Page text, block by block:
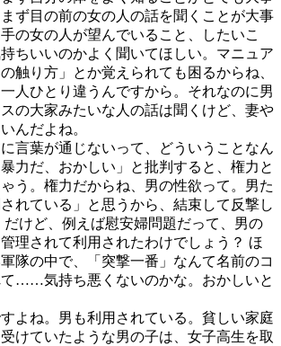
ず目の前の女の人の話を聞くことが大事
の女の人が望んでいること、したいこ
ちいいのかよく聞いてほしい。マニュア
触り方」とか覚えられても困るからね、
人ひとり違うんですから。それなのに男
の大家みたいな人の話は聞くけど、妻や
んだよね。
言葉が通じないって、どういうことなん
力だ、おかしい」と批判すると、権力と
う。権力だからね、男の性欲って。男た
れている」と思うから、結束して反撃し
けど、例えば慰安婦問題だって、男の
理されて利用されたわけでしょう？ ほ
隊の中で、「突撃一番」なんて名前のコ
て……気持ち悪くないのかな。おかしいと
よね。男も利用されている。貧しい家庭
けていたような男の子は、女子高生を取